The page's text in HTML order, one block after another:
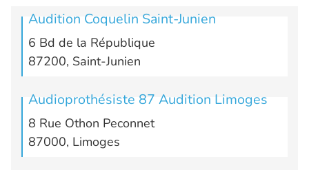
Audition Coquelin Saint-Junien
6 Bd de la République
87200, Saint-Junien
Audioprothésiste 87 Audition Limoges
8 Rue Othon Peconnet
87000, Limoges